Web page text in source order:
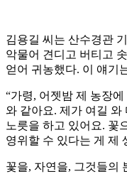
김용길 씨는 산수경관
악물어 견디고 버티고
얻어 귀농했다. 이 얘기
“가령, 어젯밤 제 농장
와 같아요. 제가 여길 와
노릇을 하고 있어요. 꽃
영위할 수 있다는 게 제
꽃을, 자연을, 그것들의